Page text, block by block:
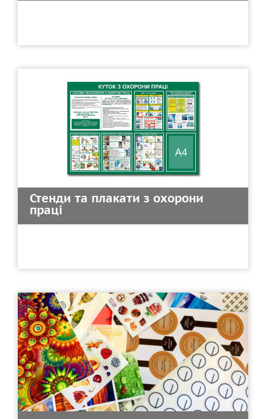
Стенди та плакати з охорони
праці